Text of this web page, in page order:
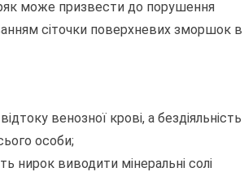
може призвести до порушення
сіточки поверхневих зморшок в
венозної крові, а бездіяльність
особи;
нирок виводити мінеральні солі